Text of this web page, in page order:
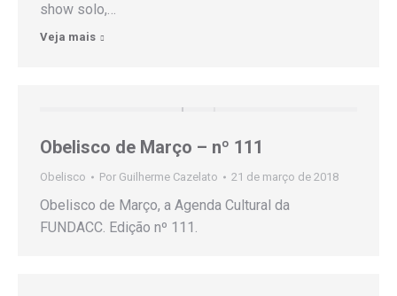
show solo,…
Veja mais
Obelisco de Março – nº 111
Obelisco Por Guilherme Cazelato 21 de março de 2018
Obelisco de Março, a Agenda Cultural da
FUNDACC. Edição nº 111.